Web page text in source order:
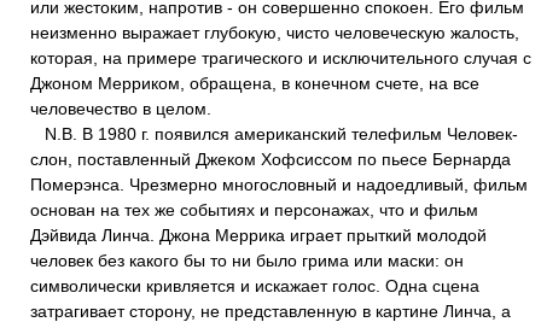
или жестоким, напротив - он совершенно спокоен. Его фильм
неизменно выражает глубокую, чисто человеческую жалость,
которая, на примере трагического и исключительного случая с
Джоном Мерриком, обращена, в конечном счете, на все
человечество в целом.
N.В. В 1980 г. появился американский телефильм Человек-
слон, поставленный Джеком Хофсиссом по пьесе Бернарда
Померэнса. Чрезмерно многословный и надоедливый, фильм
основан на тех же событиях и персонажах, что и фильм
Дэйвида Линча. Джона Меррика играет прыткий молодой
человек без какого бы то ни было грима или маски: он
символически кривляется и искажает голос. Одна сцена
затрагивает сторону, не представленную в картине Линча, а